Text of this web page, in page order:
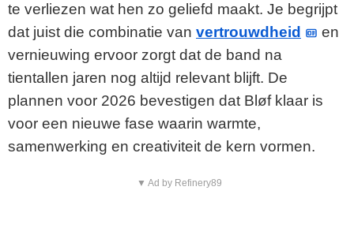
te verliezen wat hen zo geliefd maakt. Je begrijpt
dat juist die combinatie van vertrouwdheid
en
vernieuwing ervoor zorgt dat de band na
tientallen jaren nog altijd relevant blijft. De
plannen voor 2026 bevestigen dat Bløf klaar is
voor een nieuwe fase waarin warmte,
samenwerking en creativiteit de kern vormen.
▼ Ad by Refinery89